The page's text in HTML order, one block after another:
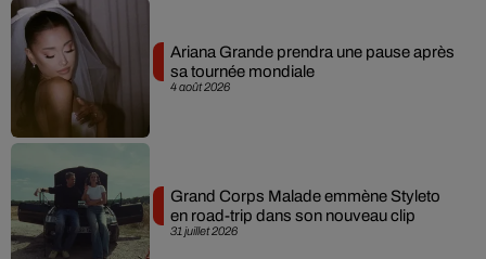
4 août 2026
Ariana Grande prendra une pause après
sa tournée mondiale
31 juillet 2026
Grand Corps Malade emmène Styleto
en road-trip dans son nouveau clip